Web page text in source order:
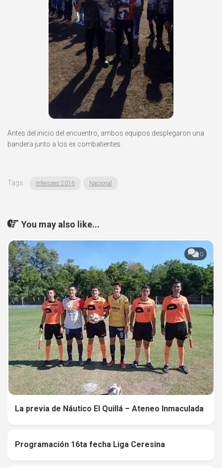
Antes del inicio del encuentro, ambos equipos desplegaron una
bandera junto a los ex combatientes.
Tags: Inferiores 2016 Nacional
You may also like...
0
La previa de Náutico El Quillá – Ateneo Inmaculada
Programación 16ta fecha Liga Ceresina